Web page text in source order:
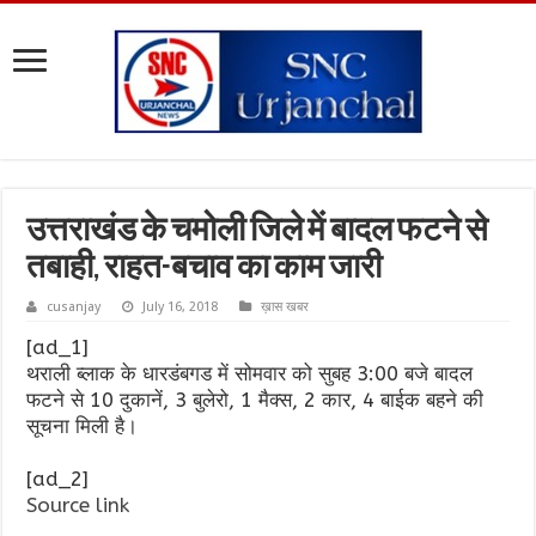
उत्तराखंड के चमोली जिले में बादल फटने से
तबाही, राहत-बचाव का काम जारी
cusanjay July 16, 2018 ख़ास खबर
[ad_1]
थराली ब्लाक के धारडंबगड में सोमवार को सुबह 3:00 बजे बादल
फटने से 10 दुकानें, 3 बुलेरो, 1 मैक्स, 2 कार, 4 बाईक बहने की
सूचना मिली है।
[ad_2]
Source link